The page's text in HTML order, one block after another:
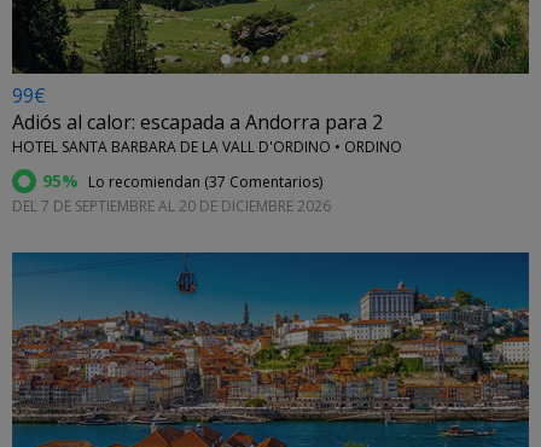
99€
Adiós al calor: escapada a Andorra para 2
HOTEL SANTA BARBARA DE LA VALL D'ORDINO • ORDINO
95% Lo recomiendan (37 Comentarios)
DEL 7 DE SEPTIEMBRE AL 20 DE DICIEMBRE 2026
←